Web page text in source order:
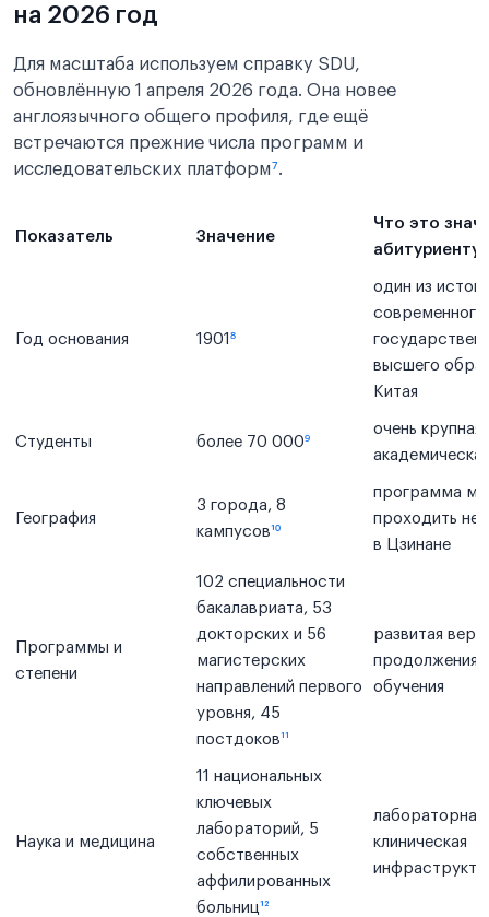
на 2026 год
Для масштаба используем справку SDU,
обновлённую 1 апреля 2026 года. Она новее
англоязычного общего профиля, где ещё
встречаются прежние числа программ и
исследовательских платформ⁷.
Показатель Значение
Что это
абитуриенту
Год основания 1901 ⁸
один из
современного
высшего
Китая
Студенты более 70 000⁹
очень крупная
География
3 города, 8
кампусов¹⁰
программа
проходить не
в Цзинане
Программы и
степени
102 специальности
бакалавриата, 53
докторских и 56
магистерских
направлений первого
уровня, 45
постдоков¹¹
развитая
продолжения
обучения
Наука и медицина
11 национальных
ключевых
лабораторий, 5
собственных
аффилированных
больниц¹²
лабораторная
клиническая